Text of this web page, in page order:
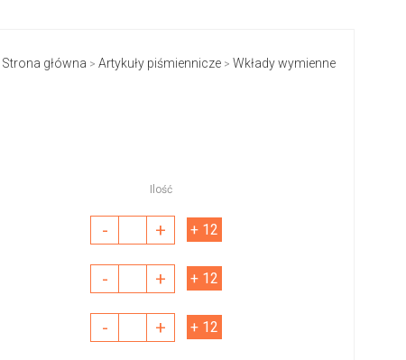
Strona główna > Artykuły piśmiennicze > Wkłady wymienne
Ilość
- + + 12
- + + 12
- + + 12